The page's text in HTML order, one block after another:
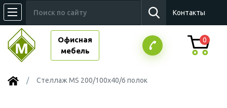
Контакты
Офисная
мебель
0
Стеллаж MS 200/100х40/6 полок